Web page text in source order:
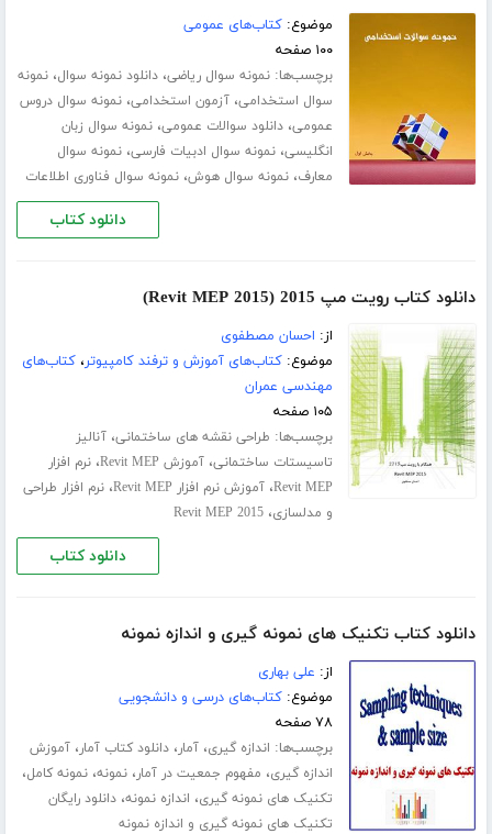
موضوع:کتاب‌های عمومی
۱۰۰ صفحه
برچسب‌ها:نمونه سوال ریاضی،دانلود نمونه سوال،نمونه
سوال استخدامی،آزمون استخدامی،نمونه سوال دروس
عمومی،دانلود سوالات عمومی،نمونه سوال زبان
انگلیسی،نمونه سوال ادبیات فارسی،نمونه سوال
معارف،نمونه سوال هوش،نمونه سوال فناوری اطلاعات
دانلود کتاب
دانلود کتاب رویت مپ 2015 (Revit MEP 2015)
از: احسان مصطفوی
موضوع:کتاب‌های آموزش و ترفند کامپیوتر،کتاب‌های
مهندسی عمران
۱۰۵ صفحه
برچسب‌ها: طراحی نقشه های ساختمانی،آنالیز
تاسیستات ساختمانی،آموزش Revit MEP ،نرم افزار
Revit MEP،آموزش نرم افزار Revit MEP ،نرم افزار طراحی
و مدلسازی،Revit MEP 2015
دانلود کتاب
دانلود کتاب تکنیک های نمونه گیری و اندازه نمونه
از: علی بهاری
موضوع:کتاب‌های درسی و دانشجویی
۷۸ صفحه
برچسب‌ها: اندازه گیری،آمار،دانلود کتاب آمار،آموزش
اندازه گیری، مفهوم جمعیت در آمار،نمونه،نمونه کامل،
تکنیک های نمونه گیری، اندازه نمونه،دانلود رایگان
تکنیک های نمونه گیری و اندازه نمونه